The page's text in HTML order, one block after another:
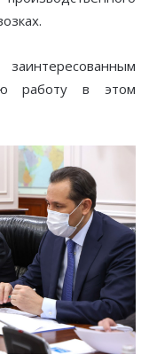
работу в этом